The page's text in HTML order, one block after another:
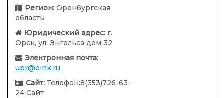
Регион: Оренбургская
область
Юридический адрес: г.
Орск, ул. Энгельса дом 32
Электронная почта:
upr@oink.ru
Сайт: Телефон:8(353)726-63-
24 Сайт